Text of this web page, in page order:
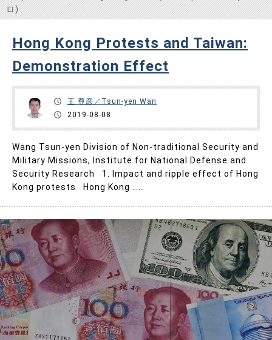
ロ)
Hong Kong Protests and Taiwan:
Demonstration Effect
王 尊彦／Tsun-yen Wan
2019-08-08
Wang Tsun-yen Division of Non-traditional Security and
Military Missions, Institute for National Defense and
Security Research 1. Impact and ripple effect of Hong
Kong protests Hong Kong ……